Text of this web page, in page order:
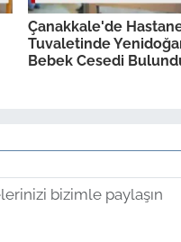
Çanakkale'de
Tuvaletinde
Bebek Cesedi